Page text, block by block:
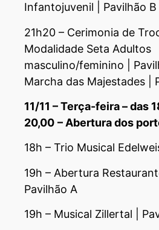
Infantojuvenil | Pavilhão B
21h20 – Cerimonia de
Modalidade Seta Adultos
masculino/feminino |
Marcha das Majestades |
11/11 – Terça-feira – das
20,00 – Abertura dos
18h – Trio Musical
19h – Abertura
Pavilhão A
19h – Musical Zillertal |